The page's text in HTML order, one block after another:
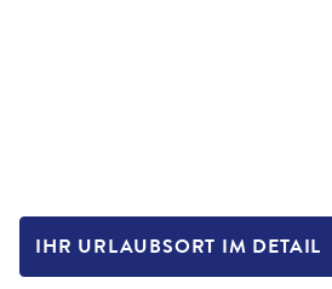
IHR URLAUBSORT IM DETAIL